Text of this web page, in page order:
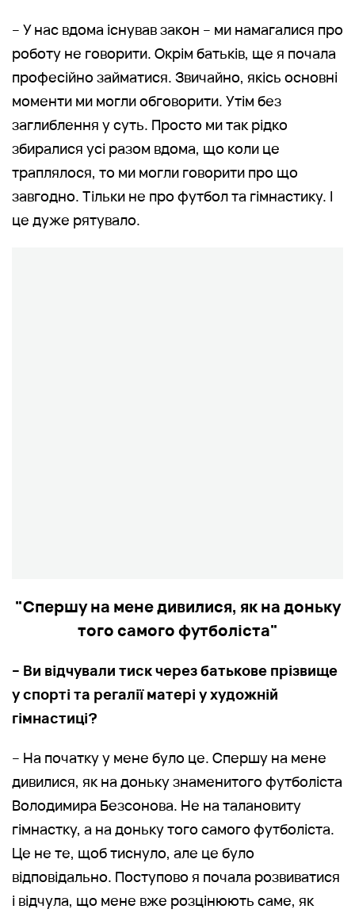
– У нас вдома існував закон – ми намагалися про
роботу не говорити. Окрім батьків, ще я почала
професійно займатися. Звичайно, якісь основні
моменти ми могли обговорити. Утім без
заглиблення у суть. Просто ми так рідко
збиралися усі разом вдома, що коли це
траплялося, то ми могли говорити про що
завгодно. Тільки не про футбол та гімнастику. І
це дуже рятувало.
"Спершу на мене дивилися, як на доньку
того самого футболіста"
– Ви відчували тиск через батькове прізвище
у спорті та регалії матері у художній
гімнастиці?
– На початку у мене було це. Спершу на мене
дивилися, як на доньку знаменитого футболіста
Володимира Безсонова. Не на талановиту
гімнастку, а на доньку того самого футболіста.
Це не те, щоб тиснуло, але це було
відповідально. Поступово я почала розвиватися
і відчула, що мене вже розцінюють саме, як